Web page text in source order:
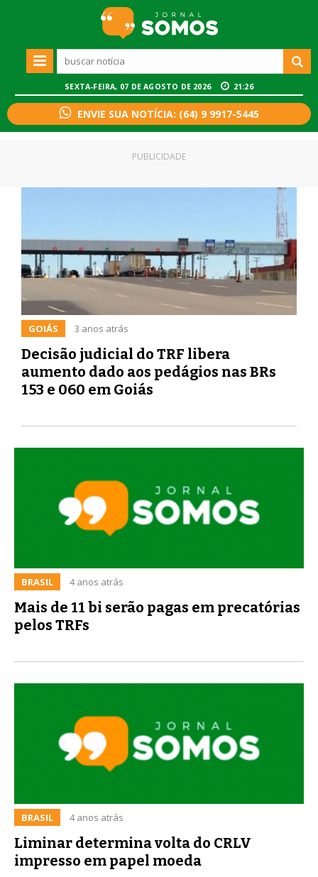
SEXTA-FEIRA, 07 DE AGOSTO DE 2026 21:26
ENVIE SUA NOTÍCIA: (64) 9 9917-5445
GOIÁS 3 anos atrás
Decisão judicial do TRF libera
aumento dado aos pedágios nas BRs
153 e 060 em Goiás
PUBLICIDADE
BRASIL 4 anos atrás
Mais de 11 bi serão pagas em precatórias
pelos TRFs
BRASIL 4 anos atrás
Liminar determina volta do CRLV
impresso em papel moeda